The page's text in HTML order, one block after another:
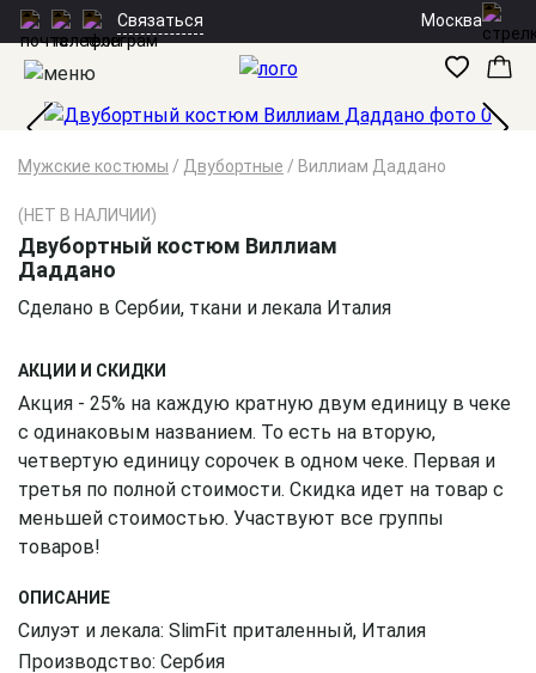
Связаться Москва
Мужские костюмы / Двубортные / Виллиам Даддано
(НЕТ В НАЛИЧИИ)
Двубортный костюм Виллиам
Даддано
Сделано в Сербии, ткани и лекала Италия
АКЦИИ И СКИДКИ
Акция - 25% на каждую кратную двум единицу в чеке
с одинаковым названием. То есть на вторую,
четвертую единицу сорочек в одном чеке. Первая и
третья по полной стоимости. Скидка идет на товар с
меньшей стоимостью. Участвуют все группы
товаров!
ОПИСАНИЕ
Силуэт и лекала: SlimFit приталенный, Италия
Производство: Сербия